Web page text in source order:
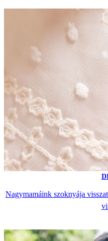
Nagymamáink szoknyája